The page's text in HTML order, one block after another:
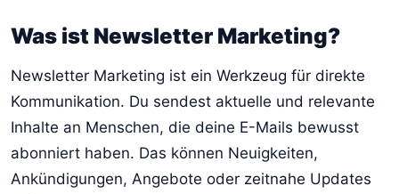
Was ist Newsletter Marketing?
Newsletter Marketing ist ein Werkzeug für direkte
Kommunikation. Du sendest aktuelle und relevante
Inhalte an Menschen, die deine E-Mails bewusst
abonniert haben. Das können Neuigkeiten,
Ankündigungen, Angebote oder zeitnahe Updates